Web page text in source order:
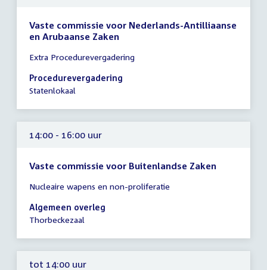
Vaste commissie voor Nederlands-Antilliaanse
en Arubaanse Zaken
vergadering
14:00
-
uur
Extra Procedurevergadering
Procedurevergadering
Statenlokaal
14:00 - 16:00 uur
Vaste commissie voor Buitenlandse Zaken
vergadering
14:00
-
uur
Nucleaire wapens en non-proliferatie
Algemeen overleg
Thorbeckezaal
tot 14:00 uur